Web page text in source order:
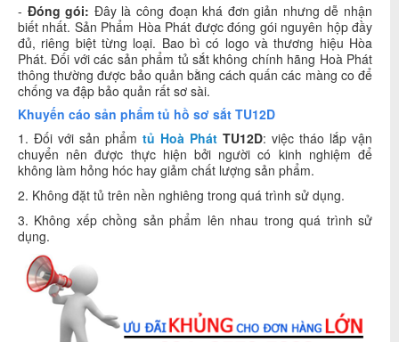
- Đóng gói: Đây là công đoạn khá đơn giản nhưng dễ nhận
biết nhất. Sản Phẩm Hòa Phát được đóng gói nguyên hộp đầy
đủ, riêng biệt từng loại. Bao bì có logo và thương hiệu Hòa
Phát. Đối với các sản phẩm tủ sắt không chính hãng Hoà Phát
thông thường được bảo quản bằng cách quấn các màng co để
chống va đập bảo quản rất sơ sài.
Khuyến cáo sản phẩm tủ hồ sơ sắt TU12D
1. Đối với sản phẩm tủ Hoà Phát TU12D: việc tháo lắp vận
chuyển nên được thực hiện bởi người có kinh nghiệm để
không làm hỏng hóc hay giảm chất lượng sản phẩm.
2. Không đặt tủ trên nền nghiêng trong quá trình sử dụng.
3. Không xếp chồng sản phẩm lên nhau trong quá trình sử
dụng.